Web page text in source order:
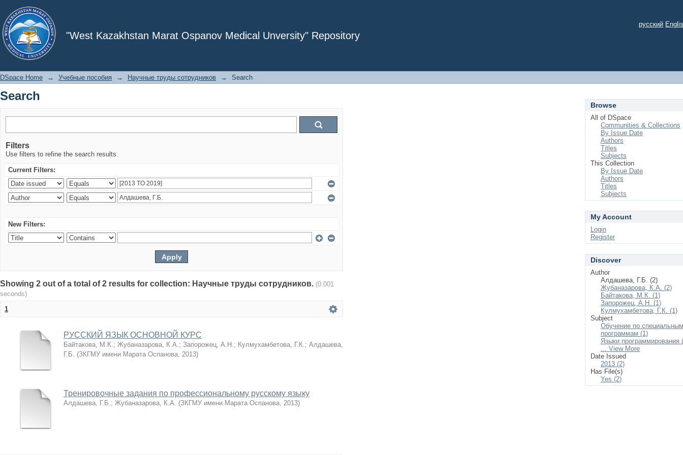
"West Kazakhstan Marat Ospanov Medical Unversity" Repository
Search
русский
DSpace Home → Учебные пособия → Научные труды сотрудников → Search
Search
Filters
Use filters to refine the search results.
Current Filters:
New Filters:
Showing 2 out of a total of 2 results for collection: Научные труды сотрудников. (0.001
seconds)
1
РУССКИЙ ЯЗЫК ОСНОВНОЙ КУРС
Байтакова, М.К.; Жубаназарова, К.А.; Запорожец, А.Н.; Кулмухамбетова, Г.К.; Алдашева,
Г.Б. (ЗКГМУ имени Марата Оспанова, 2013)
Тренировочные задания по профессиональному русскому языку
Алдашева, Г.Б.; Жубаназарова, К.А. (ЗКГМУ имени Марата Оспанова, 2013)
Browse
All of DSpace
Communities & Collections
By Issue Date
Authors
Titles
Subjects
This Collection
By Issue Date
Authors
Titles
Subjects
My Account
Login
Register
Discover
Author
Алдашева, Г.Б. (2)
Жубаназарова, К.А. (2)
Байтакова, М.К. (1)
Запорожец, А.Н. (1)
Кулмухамбетова, Г.К. (1)
Subject
Обучение по специальным
программам (1)
Языки программирования
... View More
Date Issued
2013 (2)
Has File(s)
Yes (2)